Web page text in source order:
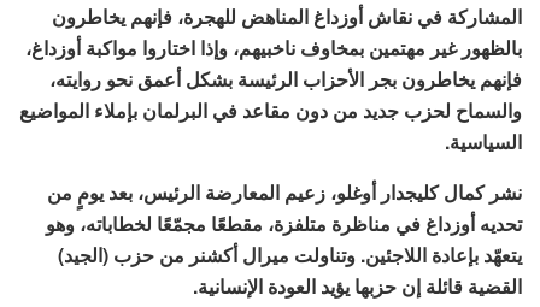
المشاركة في نقاش أوزداغ المناهض للهجرة، فإنهم يخاطرون
بالظهور غير مهتمين بمخاوف ناخبيهم، وإذا اختاروا مواكبة أوزداغ،
فإنهم يخاطرون بجر الأحزاب الرئيسة بشكل أعمق نحو روايته،
والسماح لحزب جديد من دون مقاعد في البرلمان بإملاء المواضيع
السياسية.
نشر كمال كليجدار أوغلو، زعيم المعارضة الرئيس، بعد يومٍ من
تحديه أوزداغ في مناظرة متلفزة، مقطعًا مجمّعًا لخطاباته، وهو
يتعهّد بإعادة اللاجئين. وتناولت ميرال أكشنر من حزب (الجيد)
القضية قائلة إن حزبها يؤيد العودة الإنسانية.